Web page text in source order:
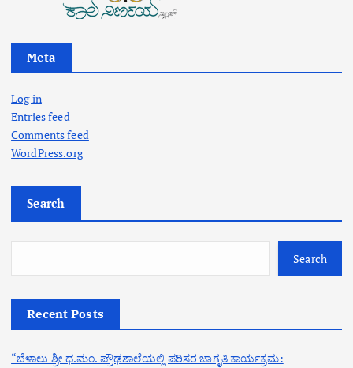
Meta
Log in
Entries feed
Comments feed
WordPress.org
Search
Search
Recent Posts
“ಬೆಳಾಲು ಶ್ರೀ ಧ.ಮಂ. ಪ್ರೌಢಶಾಲೆಯಲ್ಲಿ ಪರಿಸರ ಜಾಗೃತಿ ಕಾರ್ಯಕ್ರಮ: